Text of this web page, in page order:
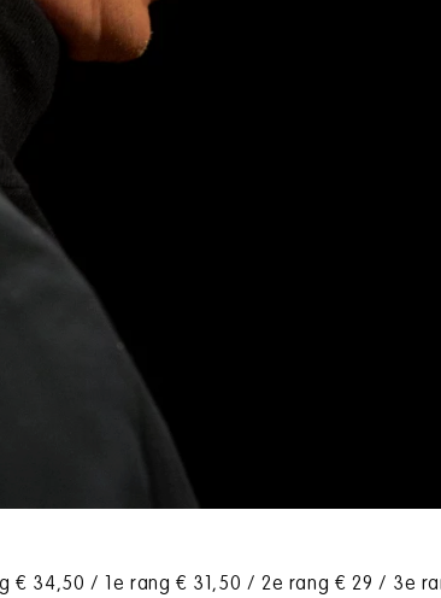
€ 34,50 / 1e rang € 31,50 / 2e rang € 29 / 3e